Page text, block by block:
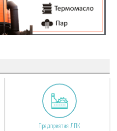
Предприятия ЛПК